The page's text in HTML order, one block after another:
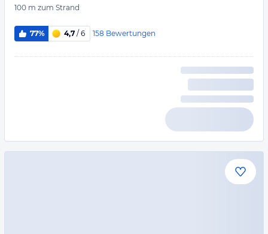
100 m zum Strand
77% 4,7 / 6 158 Bewertungen